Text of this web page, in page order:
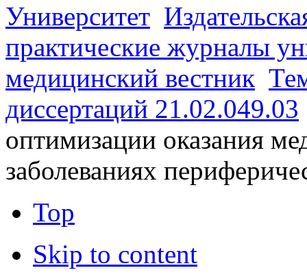
Университет
практические журналы
медицинский вестник
диссертаций 21.02.049.03
оптимизации оказания
заболеваниях
Top
Skip to content